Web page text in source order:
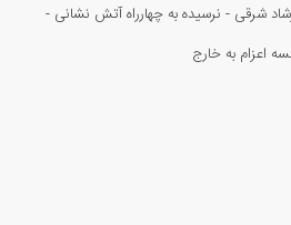
شرقی - نرسیده به چهارراه آتش نشانی -